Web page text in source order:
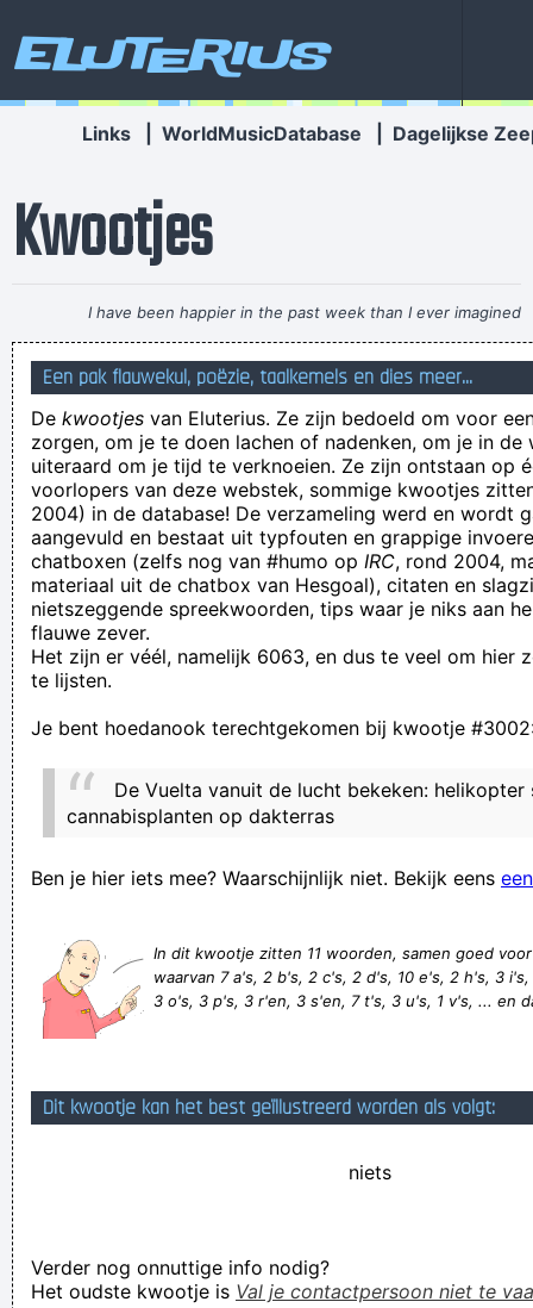
Eluterius
Links WorldMusicDatabase Dagelijkse
Kwootjes
I have been happier in the past week than I ever imagined
possible and it doesn't have a damn thing to do with the
money. You're the real prize. The lottery was just a bonus
Jeff Porcaro
Ik ben zeer regelmatig beschikbaar voor een kontplan, zowel
doordeweeks als in het weekend
Resource at '/content/teveeltijd/nl/fisting/s-
zine/praktijk.asp.html' not found: No resource found
Tegenwoodig kan je met niets nog tevreden zijn!
De das, de kous en de jas van edgardasjas jankaskouskasjas
Wie heeft er nog ergens een heks staan die je niet meer wilt
beter wat later dan nat door regenwater
De rokers worden bestraft de drugs mogen zomaar in het
open baar gebruiken dat vindt ik persoonlijk veel erger voor
een niet roker maar anders om ook
NIET vanaf hoeveel bomen per m³ men kan spreken van een
om het te begrijpen humor om het te dragen.
je ook aan iets anders had kunnen besteden. Yes!!!
er zijn harde noten gevallen
Een pak flauwekul, poëzie, taalkemels en dies meer...
De kwootjes van Eluterius. Ze zijn bedoeld om voor
zorgen, om je te doen lachen of nadenken, om je in de
uiteraard om je tijd te verknoeien. Ze zijn ontstaan op
voorlopers van deze webstek, sommige kwootjes
2004) in de database! De verzameling werd en wordt
aangevuld en bestaat uit typfouten en grappige
chatboxen (zelfs nog van #humo op IRC, rond 2004,
materiaal uit de chatbox van Hesgoal), citaten en
nietszeggende spreekwoorden, tips waar je niks aan
flauwe zever.
Het zijn er véél, namelijk 6063, en dus te veel om hier
te lijsten.
Je bent hoedanook terechtgekomen bij kwootje
De Vuelta vanuit de lucht bekeken: helikopter
cannabisplanten op dakterras
Ben je hier iets mee? Waarschijnlijk niet. Bekijk eens
In dit kwootje zitten 11 woorden, samen goed
waarvan 7 a's, 2 b's, 2 c's, 2 d's, 10 e's, 2 h's, 3
3 o's, 3 p's, 3 r'en, 3 s'en, 7 t's, 3 u's, 1 v's, ... en
Dit kwootje kan het best geïllustreerd worden als volgt:
niets
Verder nog onnuttige info nodig?
Het oudste kwootje is Val je contactpersoon niet te